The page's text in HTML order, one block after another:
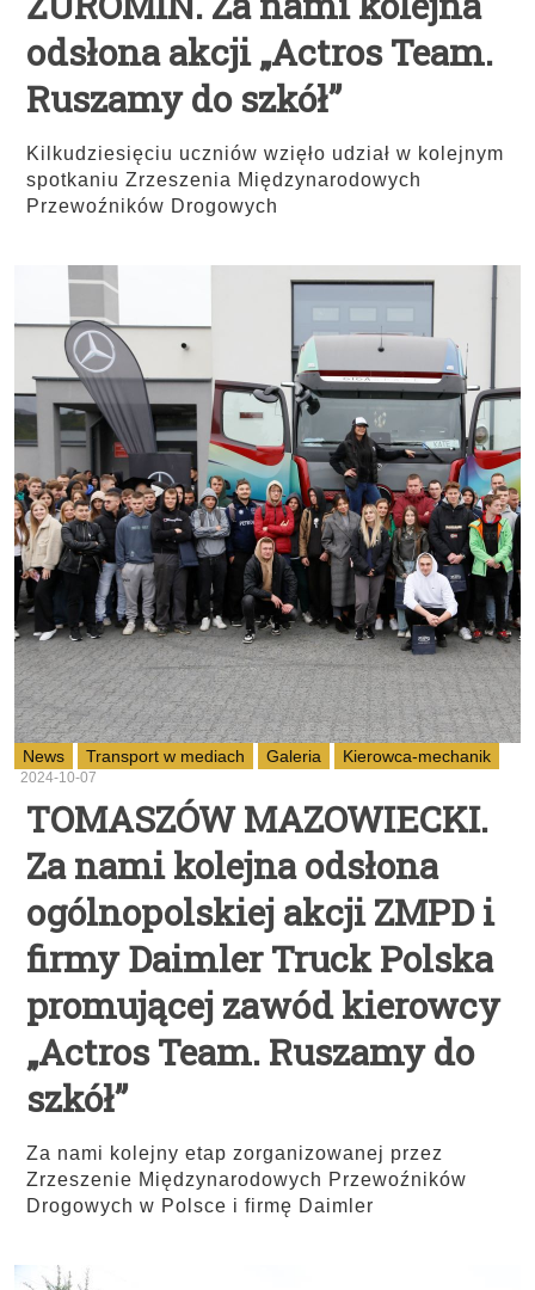
odsłona akcji „Actros Team.
Ruszamy do szkół”
Kilkudziesięciu uczniów wzięło udział w kolejnym
spotkaniu Zrzeszenia Międzynarodowych
Przewoźników Drogowych
News Transport w mediach Galeria Kierowca-mechanik
2024-10-07
TOMASZÓW MAZOWIECKI.
Za nami kolejna odsłona
ogólnopolskiej akcji ZMPD i
firmy Daimler Truck Polska
promującej zawód kierowcy
„Actros Team. Ruszamy do
szkół”
Za nami kolejny etap zorganizowanej przez
Zrzeszenie Międzynarodowych Przewoźników
Drogowych w Polsce i firmę Daimler